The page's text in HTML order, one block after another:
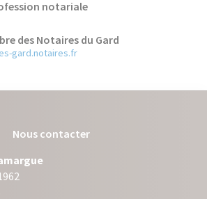
notariale
des Notaires du Gard
gard.notaires.fr
Nous contacter